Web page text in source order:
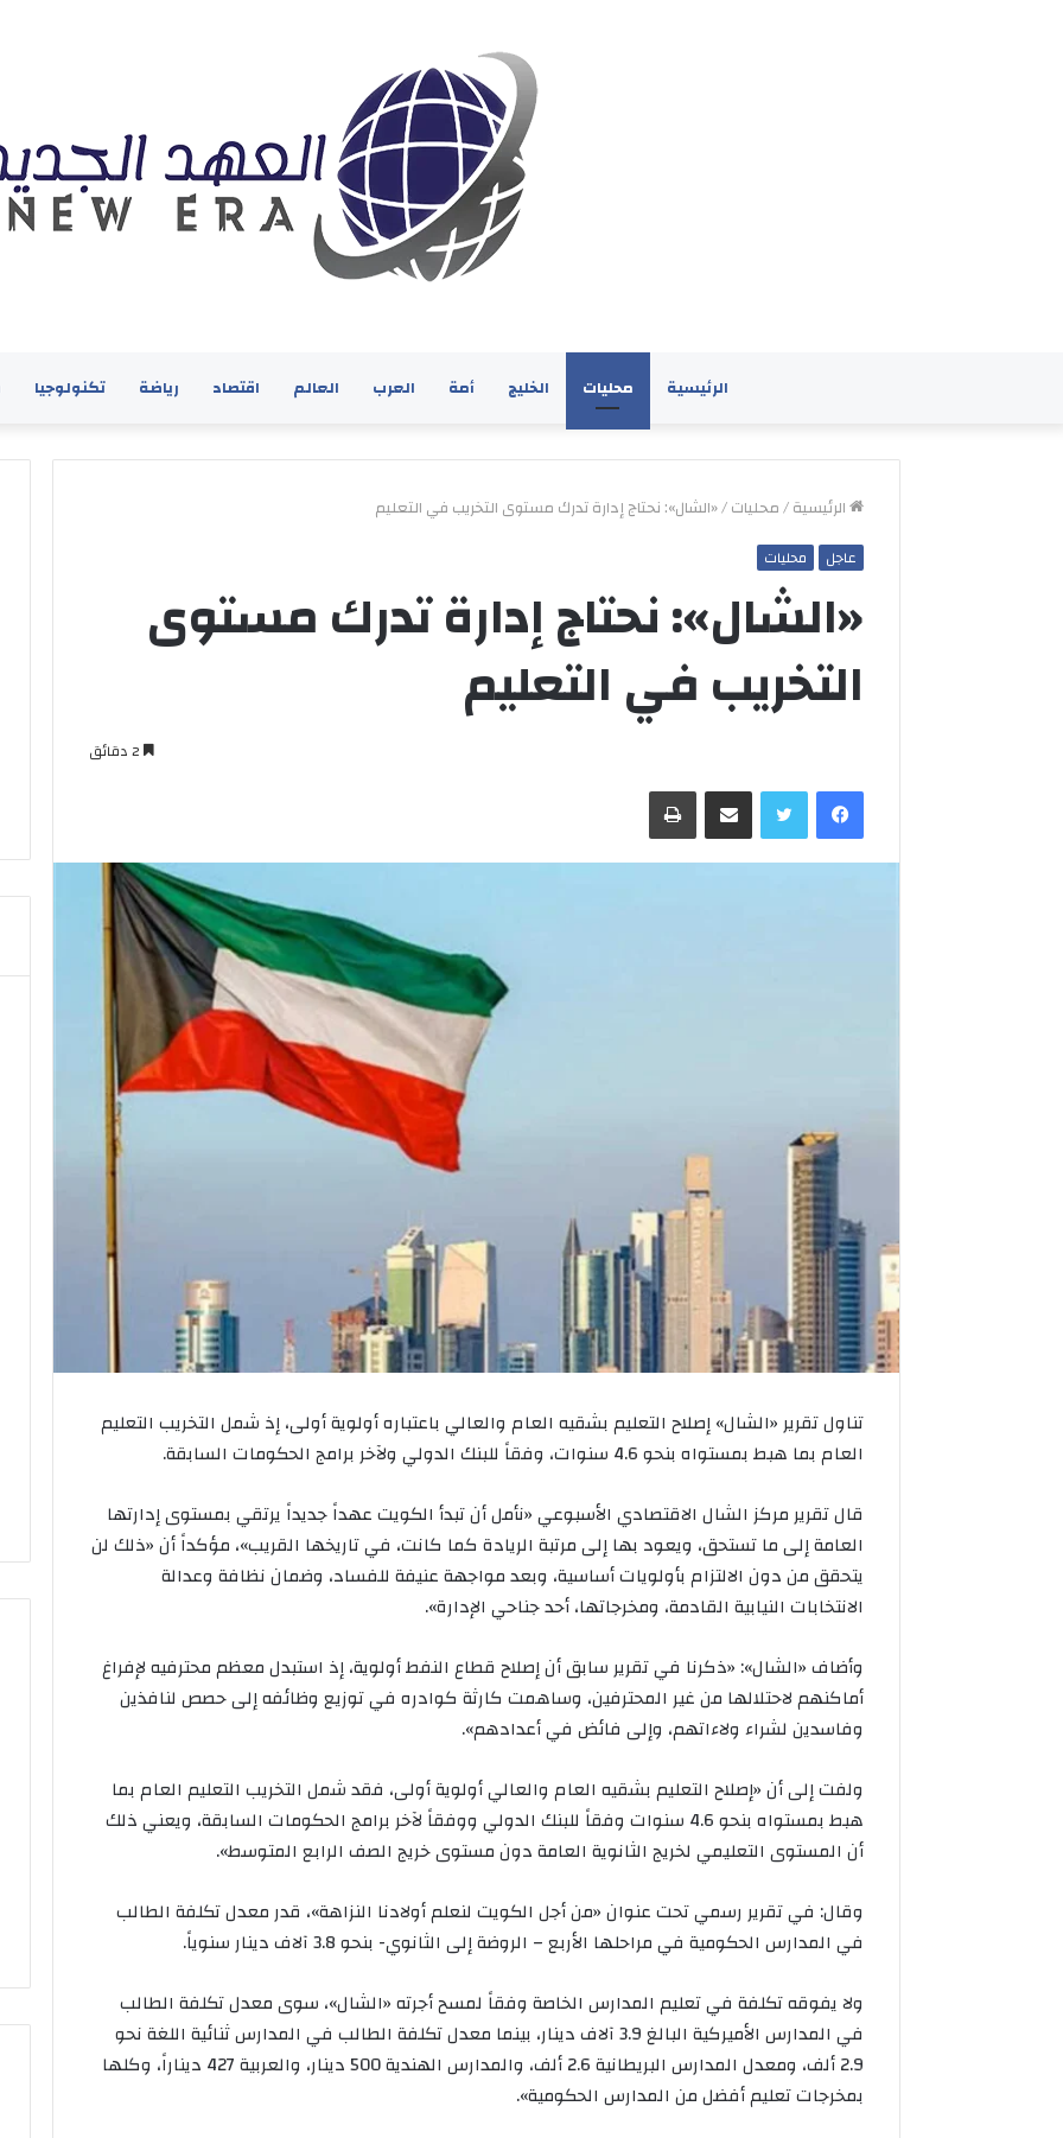
الرئيسية محليات الخليج أمة العرب العالم اقتصاد رياضة تكنولوجيا
الرئيسية/محليات/«الشال»: نحتاج إدارة تدرك مستوى التخريب في التعليم
عاجل محليات
«الشال»: نحتاج إدارة تدرك مستوى
التخريب في التعليم
فيسبوكتويتر مشاركة عبر البريد طباعة
تناول تقرير «الشال» إصلاح التعليم بشقيه العام والعالي باعتباره أولوية أولى، إذ شمل التخريب التعليم
العام بما هبط بمستواه بنحو 4.6 سنوات، وفقاً للبنك الدولي ولآخر برامج الحكومات السابقة.
قال تقرير مركز الشال الاقتصادي الأسبوعي «نأمل أن تبدأ الكويت عهداً جديداً يرتقي بمستوى إدارتها
العامة إلى ما تستحق، ويعود بها إلى مرتبة الريادة كما كانت، في تاريخها القريب»، مؤكداً أن «ذلك لن
يتحقق من دون الالتزام بأولويات أساسية، وبعد مواجهة عنيفة للفساد، وضمان نظافة وعدالة
الانتخابات النيابية القادمة، ومخرجاتها، أحد جناحي الإدارة».
وأضاف «الشال»: «ذكرنا في تقرير سابق أن إصلاح قطاع النفط أولوية، إذ استبدل معظم محترفيه لإفراغ
أماكنهم لاحتلالها من غير المحترفين، وساهمت كارثة كوادره في توزيع وظائفه إلى حصص لنافذين
وفاسدين لشراء ولاءاتهم، وإلى فائض في أعدادهم».
ولفت إلى أن «إصلاح التعليم بشقيه العام والعالي أولوية أولى، فقد شمل التخريب التعليم العام بما
هبط بمستواه بنحو 4.6 سنوات وفقاً للبنك الدولي ووفقاً لآخر برامج الحكومات السابقة، ويعني ذلك
أن المستوى التعليمي لخريج الثانوية العامة دون مستوى خريج الصف الرابع المتوسط».
وقال: في تقرير رسمي تحت عنوان «من أجل الكويت لنعلم أولادنا النزاهة»، قدر معدل تكلفة الطالب
في المدارس الحكومية في مراحلها الأربع – الروضة إلى الثانوي- بنحو 3.8 آلاف دينار سنوياً.
ولا يفوقه تكلفة في تعليم المدارس الخاصة وفقاً لمسح أجرته «الشال»، سوى معدل تكلفة الطالب
في المدارس الأميركية البالغ 3.9 آلاف دينار، بينما معدل تكلفة الطالب في المدارس ثنائية اللغة نحو
2.9 ألف، ومعدل المدارس البريطانية 2.6 ألف، والمدارس الهندية 500 دينار، والعربية 427 ديناراً، وكلها
بمخرجات تعليم أفضل من المدارس الحكومية».
الكويت
والنجمة
في
نهائي
«آسيوية
اليد»
الكويت والنجمة البحريني في
نهائي «آسيوية اليد» اليوم
وزير
بفتح
باب
التسجيل
في
علي
الصباح
العسكرية
التخصصات
الجامعية
وزير الدفاع يوجه بفتح باب
التسجيل في كلية علي الصباح
العسكرية لجميع التخصصات
الجامعية